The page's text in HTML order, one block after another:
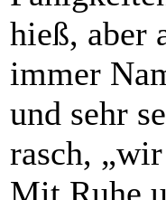
hieß, aber
immer
und sehr
rasch,